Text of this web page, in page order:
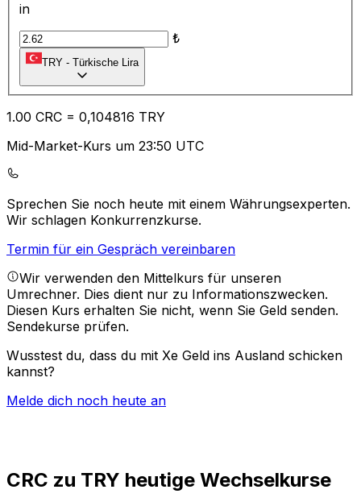
in
₺
TRY - Türkische Lira
1.00 CRC = 0,104816 TRY
Mid-Market-Kurs um 23:50 UTC
Sprechen Sie noch heute mit einem Währungsexperten.
Wir schlagen Konkurrenzkurse.
Termin für ein Gespräch vereinbaren
Wir verwenden den Mittelkurs für unseren
Umrechner. Dies dient nur zu Informationszwecken.
Diesen Kurs erhalten Sie nicht, wenn Sie Geld senden.
Sendekurse prüfen.
Wusstest du, dass du mit Xe Geld ins Ausland schicken
kannst?
Melde dich noch heute an
CRC zu TRY heutige Wechselkurse